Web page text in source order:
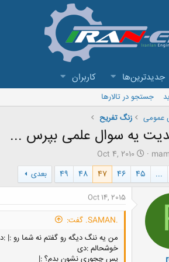
جدیدترین‌ها کاربران
جستجو در تالارها
زنگ تفريح
یه سوال علمی بپرس ...
ت
ا
ی
ش
Oct 4, 2010
...
45
46
47
48
49 بعدی
Oct 14, 2015
.SAMAN. گفت:
من یه ننگ دیگه رو گفتم نه شما رو :|
خوشحالم :دی
پس چجوری نشون بدم؟ :|